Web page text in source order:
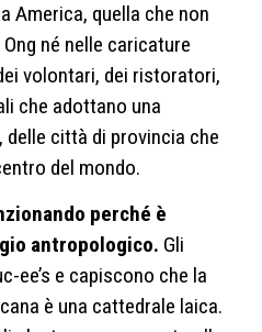
America, quella che non
né nelle caricature
volontari, dei ristoratori,
che adottano una
città di provincia che
del mondo.
perché è
antropologico. Gli
ee’s e capiscono che la
è una cattedrale laica.